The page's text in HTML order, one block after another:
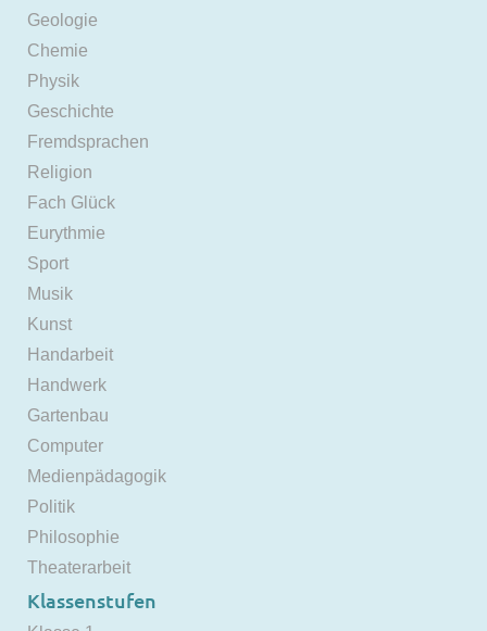
Geologie
Chemie
Physik
Geschichte
Fremdsprachen
Religion
Fach Glück
Eurythmie
Sport
Musik
Kunst
Handarbeit
Handwerk
Gartenbau
Computer
Medienpädagogik
Politik
Philosophie
Theaterarbeit
Klassenstufen